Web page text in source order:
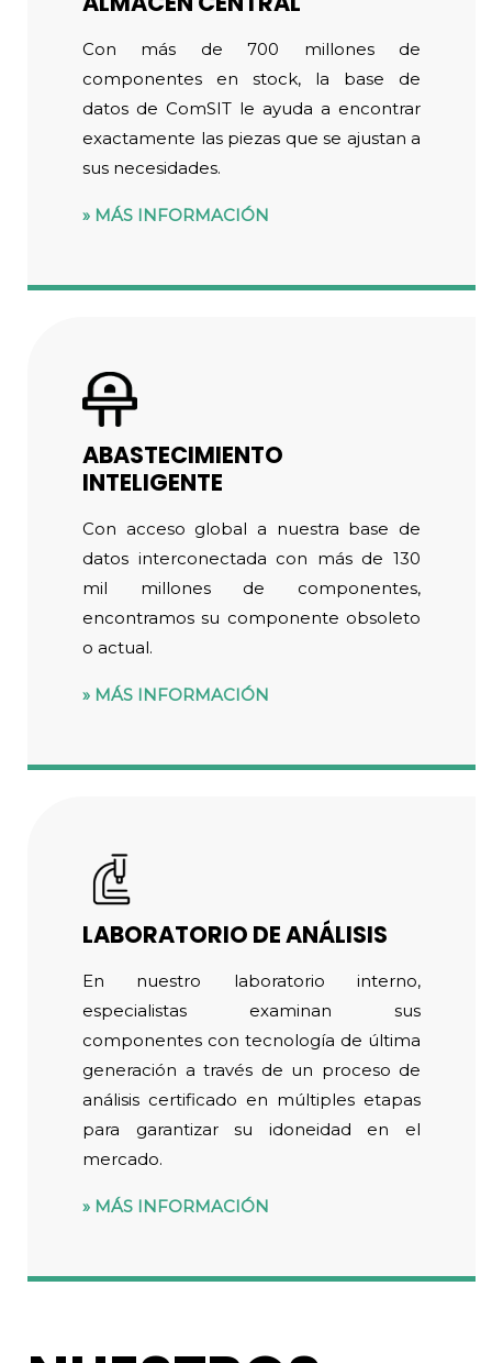
Con más de 700 millones de
componentes en stock, la base de
datos de ComSIT le ayuda a encontrar
exactamente las piezas que se ajustan a
sus necesidades.
MÁS INFORMACIÓN
ABASTECIMIENTO
INTELIGENTE
Con acceso global a nuestra base de
datos interconectada con más de 130
mil millones de componentes,
encontramos su componente obsoleto
o actual.
MÁS INFORMACIÓN
LABORATORIO DE ANÁLISIS
En nuestro laboratorio interno,
especialistas examinan sus
componentes con tecnología de última
generación a través de un proceso de
análisis certificado en múltiples etapas
para garantizar su idoneidad en el
mercado.
MÁS INFORMACIÓN